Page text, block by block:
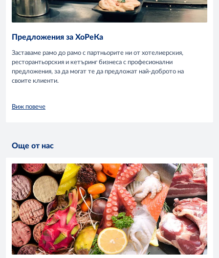
Предложения за ХоРеКа
Заставаме рамо до рамо с партньорите ни от хотелиерския,
ресторантьорския и кетъринг бизнеса с професионални
предложения, за да могат те да предложат най-доброто на
своите клиенти.
Виж повече
Още от нас